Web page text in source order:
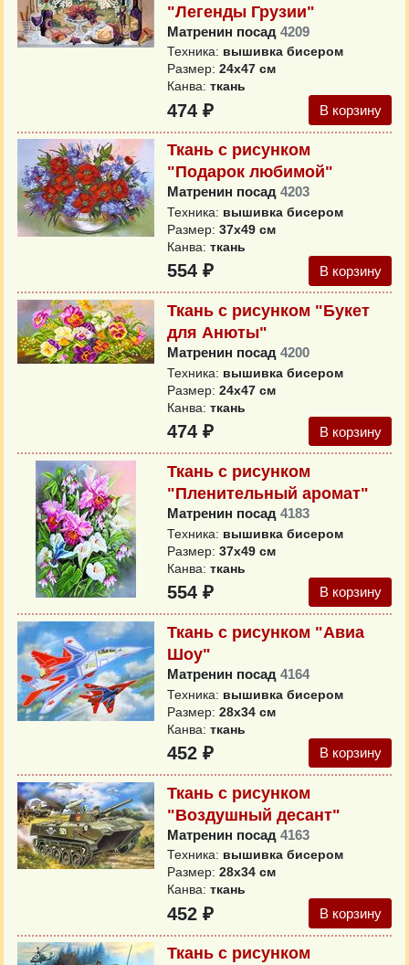
"Легенды Грузии"
Матренин посад 4209
Техника: вышивка бисером
Размер: 24x47 см
Канва: ткань
474 ₽ В корзину
Ткань с рисунком
"Подарок любимой"
Матренин посад 4203
Техника: вышивка бисером
Размер: 37x49 см
Канва: ткань
554 ₽ В корзину
Ткань с рисунком "Букет
для Анюты"
Матренин посад 4200
Техника: вышивка бисером
Размер: 24x47 см
Канва: ткань
474 ₽ В корзину
Ткань с рисунком
"Пленительный аромат"
Матренин посад 4183
Техника: вышивка бисером
Размер: 37x49 см
Канва: ткань
554 ₽ В корзину
Ткань с рисунком "Авиа
Шоу"
Матренин посад 4164
Техника: вышивка бисером
Размер: 28x34 см
Канва: ткань
452 ₽ В корзину
Ткань с рисунком
"Воздушный десант"
Матренин посад 4163
Техника: вышивка бисером
Размер: 28x34 см
Канва: ткань
452 ₽ В корзину
Ткань с рисунком